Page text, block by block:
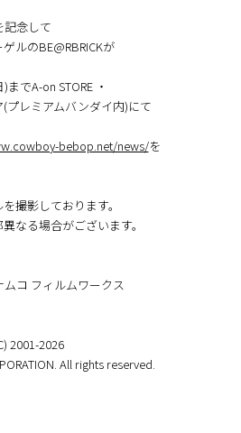
念して
ルのBE@RBRICKが
でA-on STORE ・
レミアムバンダイ内)にて
bebop.net/news/を
撮影しております。
なる場合がございます。
コ フィルムワークス
2001-2026
All rights reserved.